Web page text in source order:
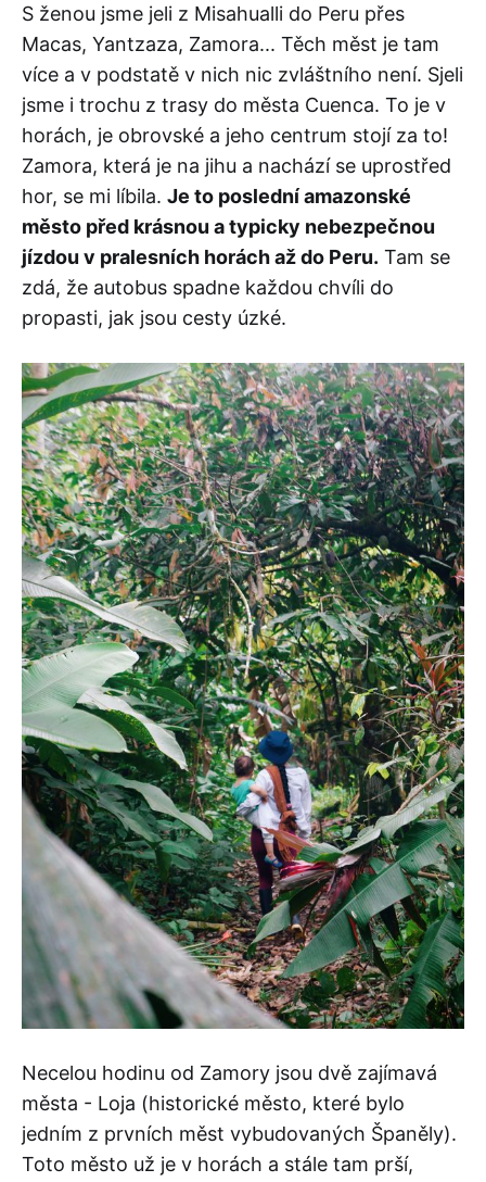
S ženou jsme jeli z Misahualli do Peru přes
Macas, Yantzaza, Zamora... Těch měst je tam
více a v podstatě v nich nic zvláštního není. Sjeli
jsme i trochu z trasy do města Cuenca. To je v
horách, je obrovské a jeho centrum stojí za to!
Zamora, která je na jihu a nachází se uprostřed
hor, se mi líbila. Je to poslední amazonské
město před krásnou a typicky nebezpečnou
jízdou v pralesních horách až do Peru. Tam se
zdá, že autobus spadne každou chvíli do
propasti, jak jsou cesty úzké.
Necelou hodinu od Zamory jsou dvě zajímavá
města - Loja (historické město, které bylo
jedním z prvních měst vybudovaných Španěly).
Toto město už je v horách a stále tam prší,